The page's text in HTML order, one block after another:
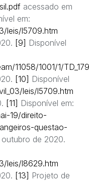
acessado em
em:
leis/l5709.htm
[9] Disponível
11058/1001/1/
[10] Disponível
leis/l5709.htm
[11] Disponível em:
19/direito-
questao-
de 2020.
leis/l8629.htm
[13] Projeto de